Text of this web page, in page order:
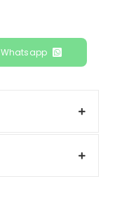
Whatsapp